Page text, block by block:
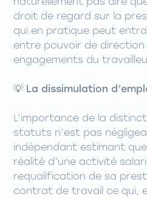
naturellement pas dire
droit de regard sur la
qui en pratique peut
entre pouvoir de
engagements du
💡 La dissimulation
L’importance de la
statuts n’est pas
indépendant estimant
réalité d’une activité
requalification de sa
contrat de travail ce qui,